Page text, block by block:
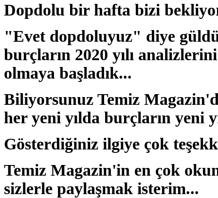
Dopdolu bir hafta bizi
"Evet dopdoluyuz" diye
burçların 2020 yılı
olmaya başladık...
Biliyorsunuz Temiz
her yeni yılda burçların yeni
Gösterdiğiniz ilgiye çok
Temiz Magazin'in en çok
sizlerle paylaşmak isterim...